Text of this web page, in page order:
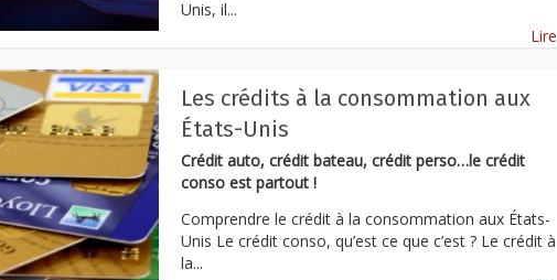
Unis, il...
Lire
Les crédits à la consommation aux
États-Unis
Crédit auto, crédit bateau, crédit perso…le crédit
conso est partout !
Comprendre le crédit à la consommation aux États-
Unis Le crédit conso, qu’est ce que c’est ? Le crédit à
la...